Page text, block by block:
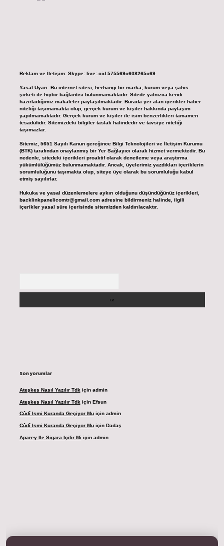
Reklam ve İletişim: Skype: live:.cid.575569c608265c69
Yasal Uyarı: Bu internet sitesi, herhangi bir marka, kurum veya şahıs
şirketi ile hiçbir bağlantısı bulunmamaktadır. Sitede yalnızca kendi
hazırladığımız makaleler paylaşılmaktadır. Burada yer alan içerikler haber
niteliği taşımamakta olup, gerçek kurum ve kişiler hakkında paylaşım
yapılmamaktadır. Gerçek kurum ve kişiler ile isim benzerlikleri tamamen
tesadüfidir. Sitemizdeki bilgiler taslak halindedir ve tavsiye niteliği
taşımazlar.
Sitemiz, 5651 Sayılı Kanun gereğince Bilgi Teknolojileri ve İletişim Kurumu
(BTK) tarafından onaylanmış bir Yer Sağlayıcı olarak hizmet vermektedir. Bu
nedenle, sitedeki içerikleri proaktif olarak denetleme veya araştırma
yükümlülüğümüz bulunmamaktadır. Ancak, üyelerimiz yazdıkları içeriklerin
sorumluluğunu taşımakta olup, siteye üye olarak bu sorumluluğu kabul
etmiş sayılırlar.
Hukuka ve yasal düzenlemelere aykırı olduğunu düşündüğünüz içerikleri,
backlinkpanelicomtr@gmail.comadresine bildirmeniz halinde, ilgili
içerikler yasal süre içerisinde sitemizden kaldırılacaktır.
Son yorumlar
Ateşkes Nasıl Yazılır Tdk için admin
Ateşkes Nasıl Yazılır Tdk için Efsun
Cûdî Ismi Kuranda Geçiyor Muiçin admin
Cûdî Ismi Kuranda Geçiyor Muiçin Dadaş
Aparey Ile Sigara Içilir Mi için admin